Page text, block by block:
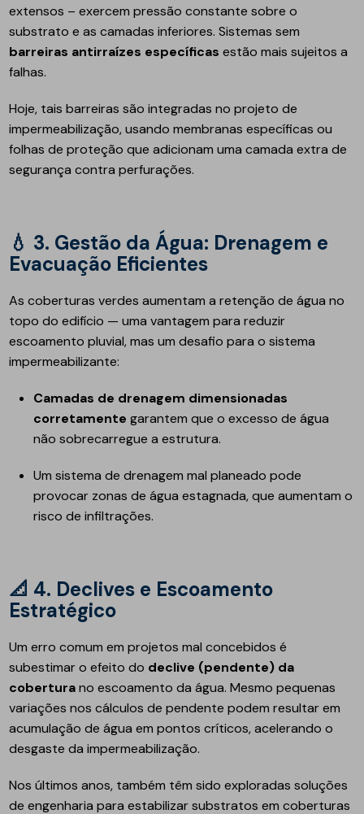
extensos – exercem pressão constante sobre o
substrato e as camadas inferiores. Sistemas sem
barreiras antirraízes específicas estão mais sujeitos a
falhas.
Hoje, tais barreiras são integradas no projeto de
impermeabilização, usando membranas específicas ou
folhas de proteção que adicionam uma camada extra de
segurança contra perfurações.
3. Gestão da Água: Drenagem e
Evacuação Eficientes
As coberturas verdes aumentam a retenção de água no
topo do edifício — uma vantagem para reduzir
escoamento pluvial, mas um desafio para o sistema
impermeabilizante:
Camadas de drenagem dimensionadas
corretamente garantem que o excesso de água
não sobrecarregue a estrutura.
Um sistema de drenagem mal planeado pode
provocar zonas de água estagnada, que aumentam o
risco de infiltrações.
4. Declives e Escoamento
Estratégico
Um erro comum em projetos mal concebidos é
subestimar o efeito do declive (pendente) da
coberturano escoamento da água. Mesmo pequenas
variações nos cálculos de pendente podem resultar em
acumulação de água em pontos críticos, acelerando o
desgaste da impermeabilização.
Nos últimos anos, também têm sido exploradas soluções
de engenharia para estabilizar substratos em coberturas